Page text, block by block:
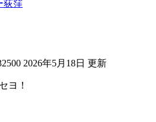
荻窪
2026年5月18日 更新
ヨ！